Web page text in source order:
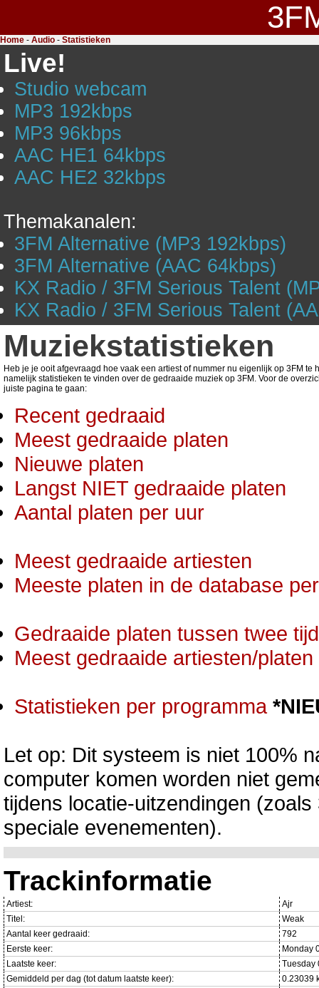
Home - Audio - Statistieken
Live!
Studio webcam
MP3 192kbps
MP3 96kbps
AAC HE1 64kbps
AAC HE2 32kbps
Themakanalen:
3FM Alternative (MP3 192kbps)
3FM Alternative (AAC 64kbps)
KX Radio / 3FM Serious Talent
KX Radio / 3FM Serious Talent
Muziekstatistieken
Heb je je ooit afgevraagd hoe vaak een artiest of nummer nu eigenlijk op 3FM
namelijk statistieken te vinden over de gedraaide muziek op 3FM. Voor de
juiste pagina te gaan:
Recent gedraaid
Meest gedraaide platen
Nieuwe platen
Langst NIET gedraaide platen
Aantal platen per uur
Meest gedraaide artiesten
Meeste platen in de database
Gedraaide platen tussen twee
Meest gedraaide artiesten/
Statistieken per programma
Let op: Dit systeem is niet 100%
computer komen worden niet
tijdens locatie-uitzendingen
speciale evenementen).
Trackinformatie
Artiest:
Ajr
Titel:
Weak
Aantal keer gedraaid:
792
Eerste keer:
Monday
Laatste keer:
Tuesday
Gemiddeld per dag (tot datum laatste keer):
0.23039